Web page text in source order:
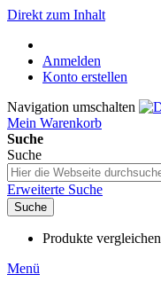
Direkt zum Inhalt
Anmelden
Konto erstellen
Navigation umschalten
Mein Warenkorb
Suche
Suche
Erweiterte Suche
Suche
Produkte vergleichen
Menü